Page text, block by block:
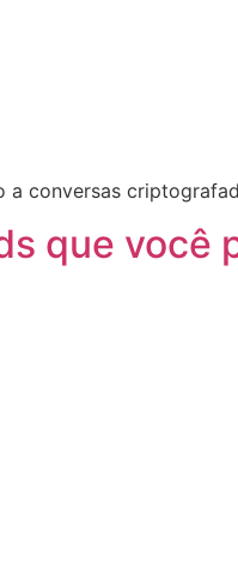
conversas
que você